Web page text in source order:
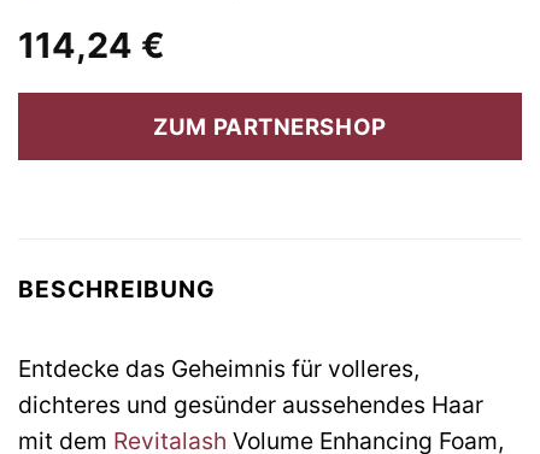
114,24 €
ZUM PARTNERSHOP
BESCHREIBUNG
Entdecke das Geheimnis für volleres,
dichteres und gesünder aussehendes Haar
mit dem Revitalash Volume Enhancing Foam,